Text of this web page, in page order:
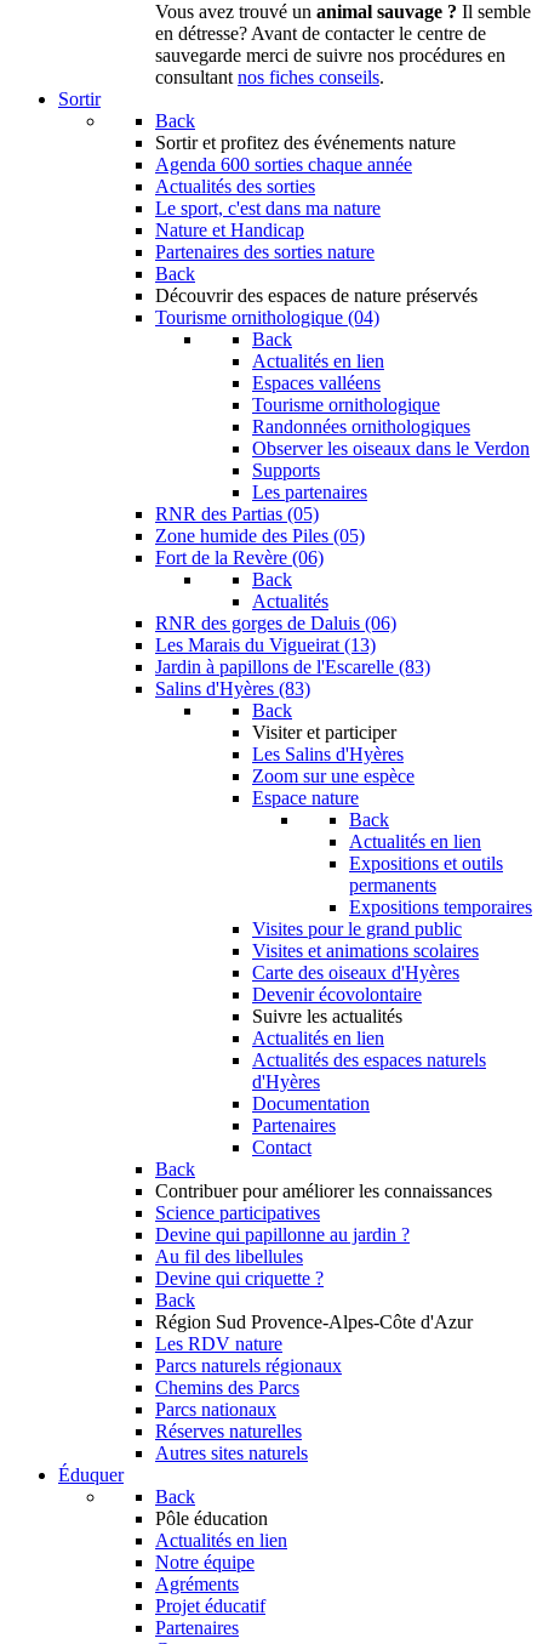
Vous avez trouvé un animal sauvage ? Il semble
en détresse? Avant de contacter le centre de
sauvegarde merci de suivre nos procédures en
consultant nos fiches conseils.
Sortir
Back
Sortir et profitez des événements nature
Agenda 600 sorties chaque année
Actualités des sorties
Le sport, c'est dans ma nature
Nature et Handicap
Partenaires des sorties nature
Back
Découvrir des espaces de nature préservés
Tourisme ornithologique (04)
Back
Actualités en lien
Espaces valléens
Tourisme ornithologique
Randonnées ornithologiques
Observer les oiseaux dans le Verdon
Supports
Les partenaires
RNR des Partias (05)
Zone humide des Piles (05)
Fort de la Revère (06)
Back
Actualités
RNR des gorges de Daluis (06)
Les Marais du Vigueirat (13)
Jardin à papillons de l'Escarelle (83)
Salins d'Hyères (83)
Back
Visiter et participer
Les Salins d'Hyères
Zoom sur une espèce
Espace nature
Back
Actualités en lien
Expositions et outils
permanents
Expositions temporaires
Visites pour le grand public
Visites et animations scolaires
Carte des oiseaux d'Hyères
Devenir écovolontaire
Suivre les actualités
Actualités en lien
Actualités des espaces naturels
d'Hyères
Documentation
Partenaires
Contact
Back
Contribuer pour améliorer les connaissances
Science participatives
Devine qui papillonne au jardin ?
Au fil des libellules
Devine qui criquette ?
Back
Région Sud Provence-Alpes-Côte d'Azur
Les RDV nature
Parcs naturels régionaux
Chemins des Parcs
Parcs nationaux
Réserves naturelles
Autres sites naturels
Éduquer
Back
Pôle éducation
Actualités en lien
Notre équipe
Agréments
Projet éducatif
Partenaires